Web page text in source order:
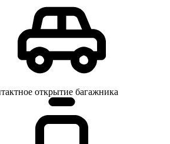
открытие багажника